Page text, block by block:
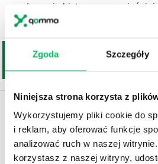
Zgoda Szczegóły
Niniejsza strona korzysta z
Wykorzystujemy pliki cookie do
i reklam, aby oferować funkcje
analizować ruch w naszej
korzystasz z naszej witryny,
wydarzenia historyczne,
psychologii społecznej.Książka